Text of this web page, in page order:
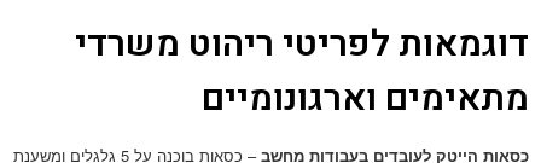
דוגמאות לפריטי ריהוט משרדי
מתאימים וארגונומיים
כסאות הייטק לעובדים בעבודות מחשב
– כסאות בוכנה על 5 גלגלים ומשענת